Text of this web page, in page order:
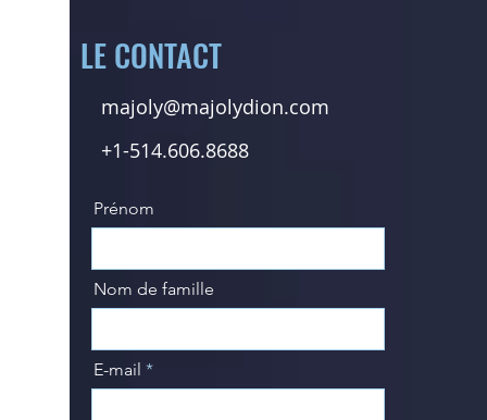
LE CONTACT
majoly@majolydion.com
+1-514.606.8688
Prénom
Nom de famille
E-mail